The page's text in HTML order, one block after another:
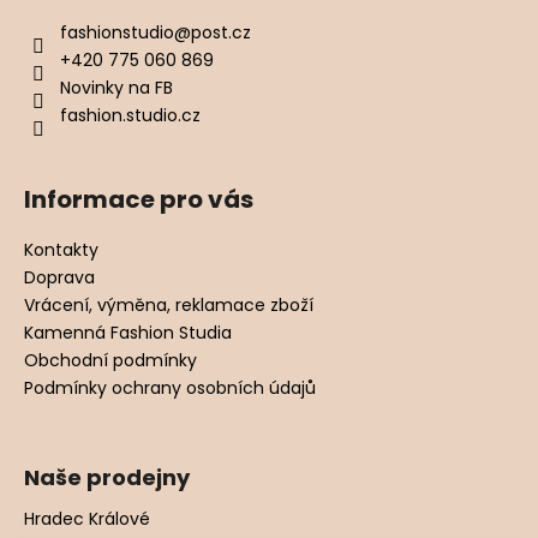
fashionstudio@post.cz
+420 775 060 869
Novinky na FB
fashion.studio.cz
Informace pro vás
Kontakty
Doprava
Vrácení, výměna, reklamace zboží
Kamenná Fashion Studia
Obchodní podmínky
Podmínky ochrany osobních údajů
Naše prodejny
Hradec Králové